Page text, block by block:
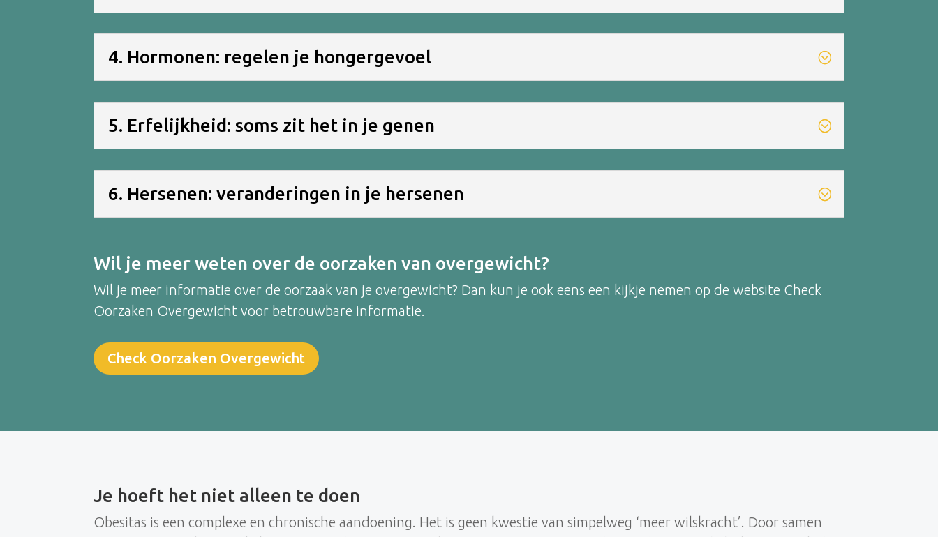
4. Hormonen: regelen je hongergevoel
5. Erfelijkheid: soms zit het in je genen
6. Hersenen: veranderingen in je hersenen
Wil je meer weten over de oorzaken van overgewicht?
Wil je meer informatie over de oorzaak van je overgewicht? Dan kun je ook eens een kijkje nemen op de website Check
Oorzaken Overgewicht voor betrouwbare informatie.
Check Oorzaken Overgewicht
Je hoeft het niet alleen te doen
Obesitas is een complexe en chronische aandoening. Het is geen kwestie van simpelweg ‘meer wilskracht’. Door samen